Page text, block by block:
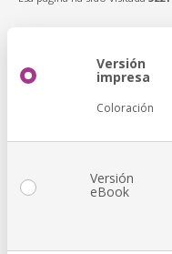
Versión
impresa
Coloración
Versión
eBook